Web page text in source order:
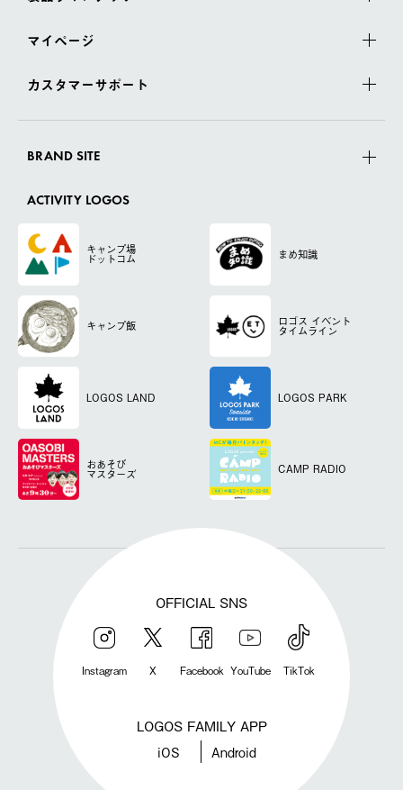
マイページ
カスタマーサポート
BRAND SITE
ACTIVITY LOGOS
キャンプ場
ドットコム まめ知識
キャンプ飯 ロゴス イベント
タイムライン
LOGOS LAND LOGOS PARK
おあそび
マスターズ CAMP RADIO
OFFICIAL SNS
Instagram X Facebook YouTube TikTok
LOGOS FAMILY APP
iOS Android